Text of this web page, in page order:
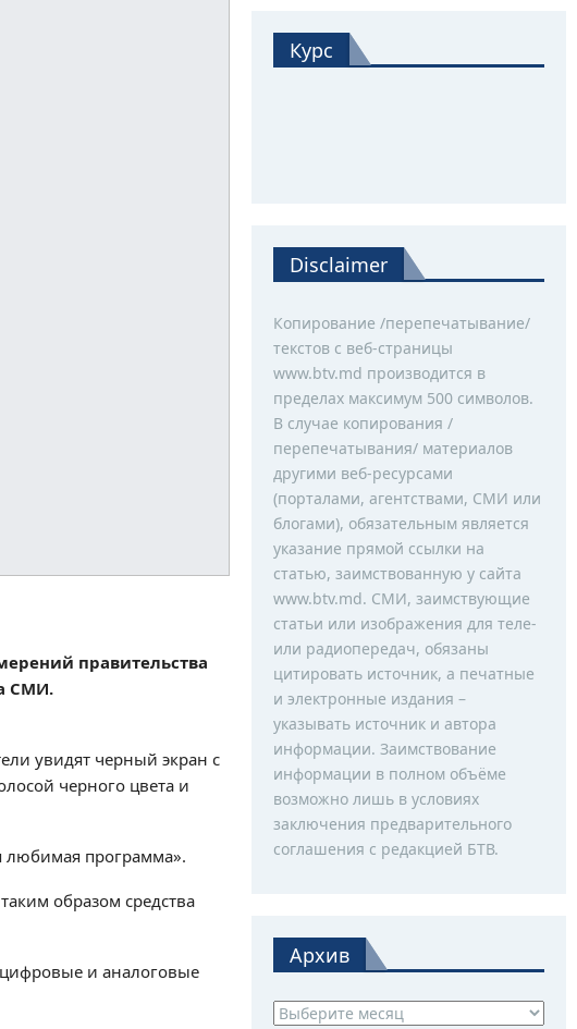
правительства
СМИ.
увидят черный экран с
черного цвета и
любимая программа».
образом средства
и аналоговые
Курс
Disclaimer
Копирование /перепечатывание/
текстов с веб-страницы
www.btv.md производится в
пределах максимум 500 символов.
В случае копирования /
перепечатывания/ материалов
другими веб-ресурсами
(порталами, агентствами, СМИ или
блогами), обязательным является
указание прямой ссылки на
статью, заимствованную у сайта
www.btv.md. СМИ, заимствующие
статьи или изображения для теле-
или радиопередач, обязаны
цитировать источник, а печатные
и электронные издания –
указывать источник и автора
информации. Заимствование
информации в полном объёме
возможно лишь в условиях
заключения предварительного
соглашения с редакцией БТВ.
Архив
Архив